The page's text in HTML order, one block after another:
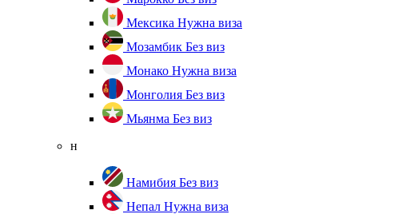
Мексика Нужна виза
Мозамбик Без виз
Монако Нужна виза
Монголия Без виз
Мьянма Без виз
н
Намибия Без виз
Непал Нужна виза